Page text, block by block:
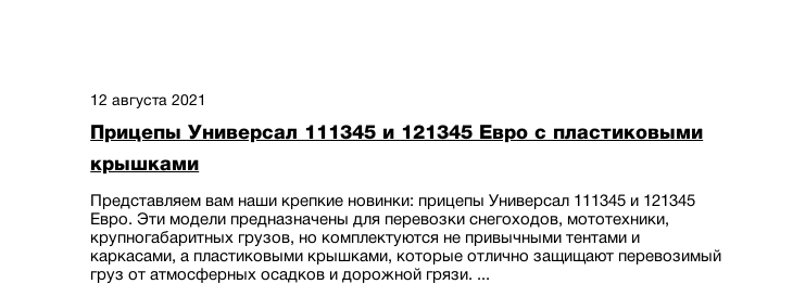
12 августа 2021
Прицепы Универсал 111345 и 121345 Евро с пластиковыми
крышками
Представляем вам наши крепкие новинки: прицепы Универсал 111345 и 121345
Евро. Эти модели предназначены для перевозки снегоходов, мототехники,
крупногабаритных грузов, но комплектуются не привычными тентами и
каркасами, а пластиковыми крышками, которые отлично защищают перевозимый
груз от атмосферных осадков и дорожной грязи. ...